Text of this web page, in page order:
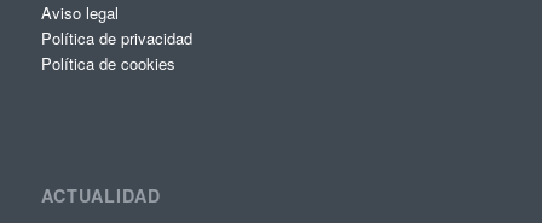
Aviso legal
Política de privacidad
Política de cookies
ACTUALIDAD